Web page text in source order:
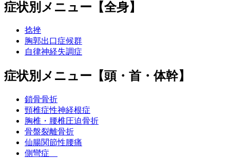
症状別メニュー【全身】
捻挫
胸郭出口症候群
自律神経失調症
症状別メニュー【頭・首・体幹】
鎖骨骨折
頸椎症性神経根症
胸椎・腰椎圧迫骨折
骨盤裂離骨折
仙腸関節性腰痛
側彎症